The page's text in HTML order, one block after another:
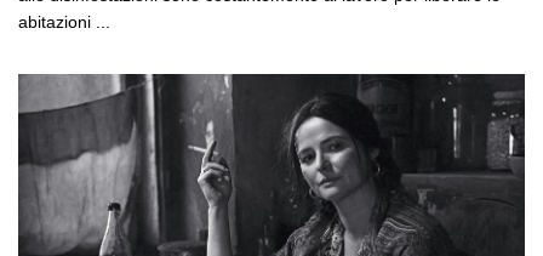
abitazioni ...